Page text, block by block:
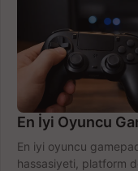
En İyi Oyuncu
En iyi oyuncu
hassasiyeti, platform